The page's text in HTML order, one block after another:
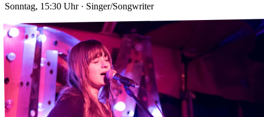
Sonntag, 15:30 Uhr· Singer/Songwriter